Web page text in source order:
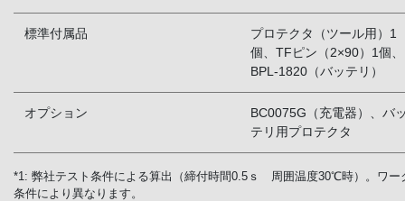
標準付属品
プロテクタ（ツール用）1
個、TFピン（2×90）1個、
BPL-1820（バッテリ）
オプション
BC0075G（充電器）、バ
テリ用プロテクタ
*1: 弊社テスト条件による算出（締付時間0.5ｓ 周囲温度30℃時）。ワー
条件により異なります。